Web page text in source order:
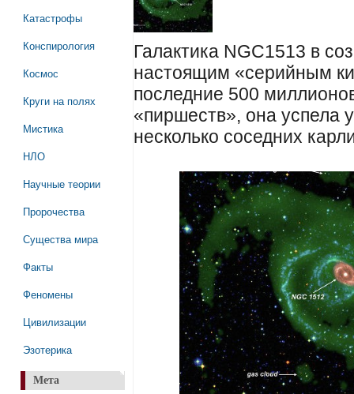
Катастрофы
Конспирология
Космос
Круги на полях
Мистика
НЛО
Научные теории
Пророчества
Существа мира
Факты
Феномены
Цивилизации
Эзотерика
Мета
Галактика NGC1513 в
настоящим «серийным
последние 500
«пиршеств», она успела
несколько соседних